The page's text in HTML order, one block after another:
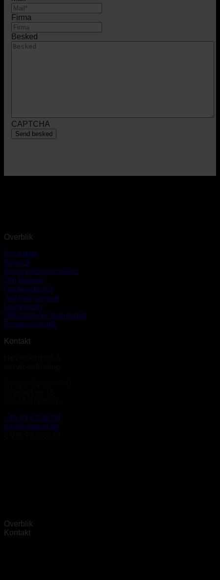
Firma
Besked
CAPTCHA
Overblik
Produkter
Service
Anvendelsesområder
Om Geopal
Godkendelser
Job hos Geopal
Lovgivning
Ofte Stillede Spørgsmål
Privatlivspolitik
Kontakt
+45 45 67 06 00
info@geopal.dk
Overblik
Kontakt